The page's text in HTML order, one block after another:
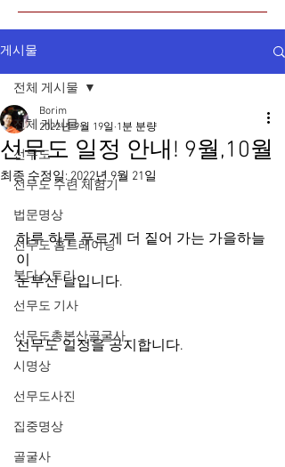
게시물
전체 게시물
선무도
선무도 수련 체험기
법문명상
선무도 홈트레이닝
붓다스토리
선무도 기사
선무도총본산골굴사
시명상
선무도사진
집중명상
골굴사
전체 게시물
선무도 일정 안내! 9월,10월
Borim
2022년 9월 19일 1분 분량
최종 수정일:2022년 9월 21일
하루 하루 푸르게 더 짙어 가는 가을하늘
이
눈부신 날입니다.
선무도 일정을 공지합니다.